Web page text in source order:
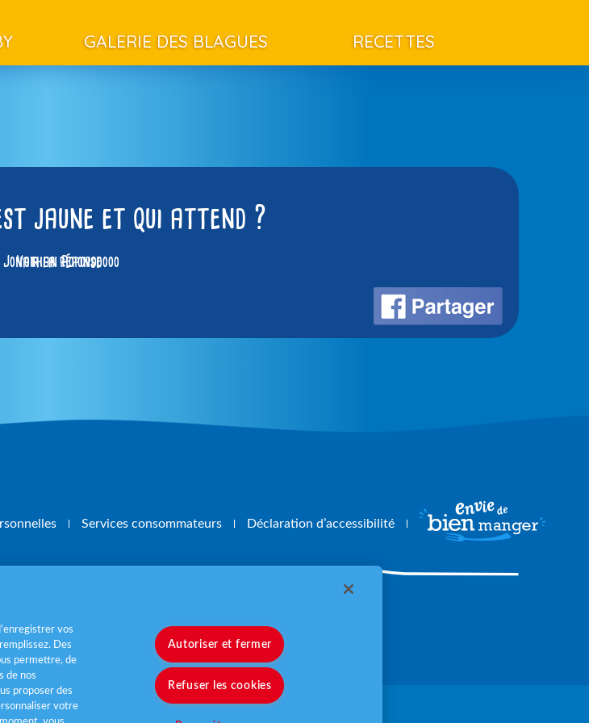
GALERIE DES BLAGUES RECETTES
jaune et qui attend ?
Voir la réponse
Jonathan Popopooooo
Services consommateurs Déclaration d’accessibilité
et légumes par jourwww.mangerbouger.fr
vos
Des
permettre, de
de nos
proposer des
votre
Autoriser et fermer
Refuser les cookies